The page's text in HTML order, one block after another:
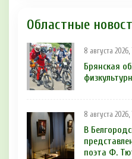
Областные
8 августа 2026,
Брянская
8 августа 2026,
В
поэта Ф.